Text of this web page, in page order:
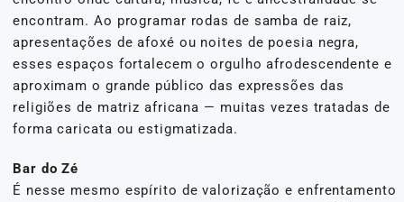
encontram. Ao programar rodas de samba de raiz,
apresentações de afoxé ou noites de poesia negra,
esses espaços fortalecem o orgulho afrodescendente e
aproximam o grande público das expressões das
religiões de matriz africana — muitas vezes tratadas de
forma caricata ou estigmatizada.
Bar do Zé
É nesse mesmo espírito de valorização e enfrentamento